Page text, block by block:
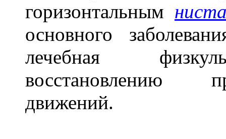
горизонтальным
основного
лечебная
восстановлению
движений.